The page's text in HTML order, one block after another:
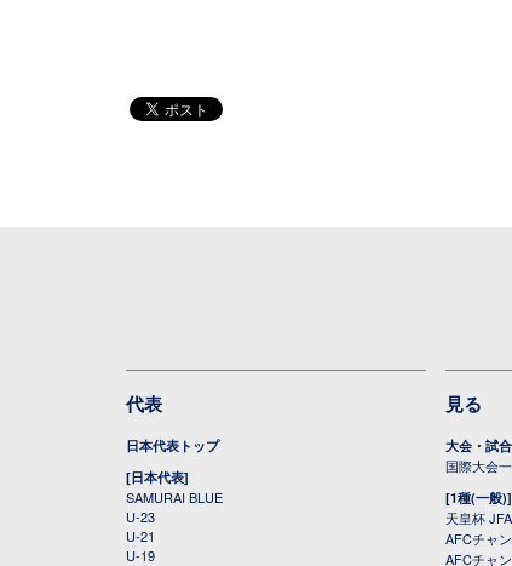
代表
日本代表トップ
[日本代表]
SAMURAI BLUE
U-23
U-21
U-19
見る
大会・試
国際大会
[1種(一般)]
天皇杯
AFCチャ
AFCチャ